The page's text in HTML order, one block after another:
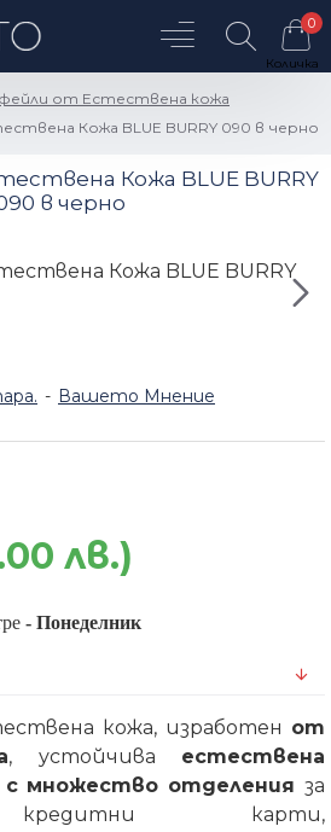
0
от Естествена кожа
Кожа BLUE BURRY 090 в черно
Кожа BLUE BURRY
в черно
- Вашето Мнение
лв.)
- Понеделник
кожа, изработен от
, устойчива естествена
с множество отделенияза
карти,